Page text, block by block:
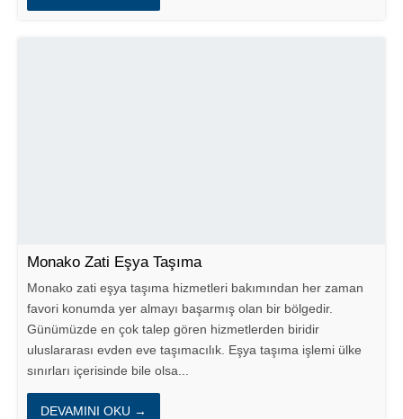
Monako Zati Eşya Taşıma
Monako zati eşya taşıma hizmetleri bakımından her zaman
favori konumda yer almayı başarmış olan bir bölgedir.
Günümüzde en çok talep gören hizmetlerden biridir
uluslararası evden eve taşımacılık. Eşya taşıma işlemi ülke
sınırları içerisinde bile olsa...
DEVAMINI OKU →